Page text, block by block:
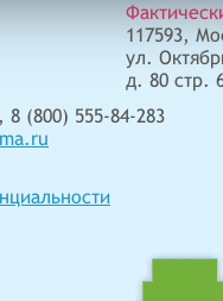
8 (800) 555-84-283
117593,
ул.
д. 80 стр.